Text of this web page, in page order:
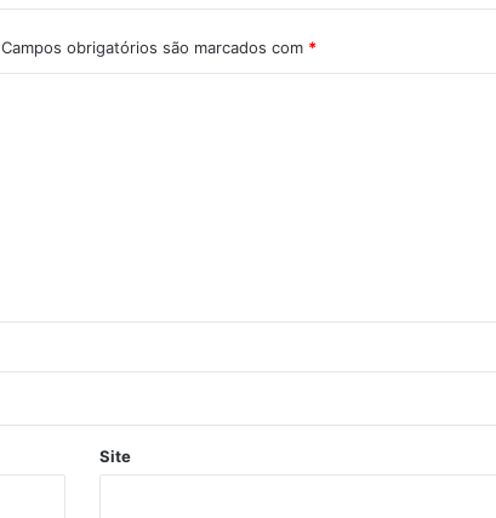
Campos obrigatórios são marcados com *
Site